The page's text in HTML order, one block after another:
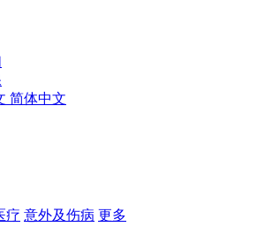
简体中文
疗 意外及伤病 更多